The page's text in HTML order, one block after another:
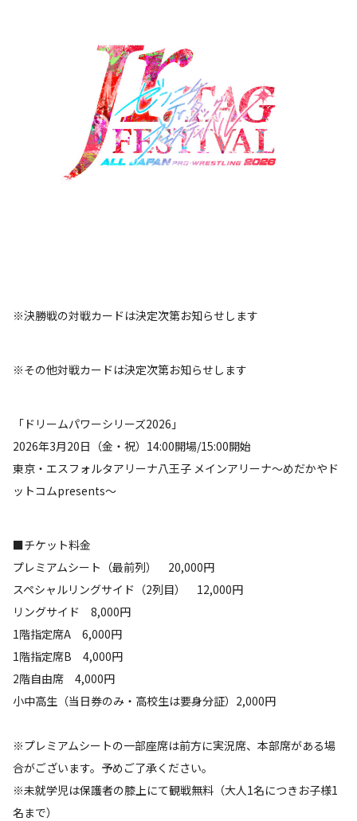
※決勝戦の対戦カードは決定次第お知らせします
※その他対戦カードは決定次第お知らせします
「ドリームパワーシリーズ2026」
2026年3月20日（金・祝）14:00開場/15:00開始
東京・エスフォルタアリーナ八王子 メインアリーナ〜めだかやド
ットコムpresents〜
■チケット料金
プレミアムシート（最前列） 20,000円
スペシャルリングサイド（2列目） 12,000円
リングサイド 8,000円
1階指定席A 6,000円
1階指定席B 4,000円
2階自由席 4,000円
小中高生（当日券のみ・高校生は要身分証）2,000円
※プレミアムシートの一部座席は前方に実況席、本部席がある場
合がございます。予めご了承ください。
※未就学児は保護者の膝上にて観戦無料（大人1名につきお子様1
名まで）